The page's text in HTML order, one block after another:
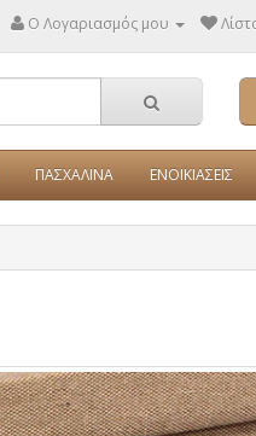
Ο Λογαριασμός μου
ΠΑΣΧΑΛΙΝΑ ΕΝΟΙΚΙΑΣΕΙΣ